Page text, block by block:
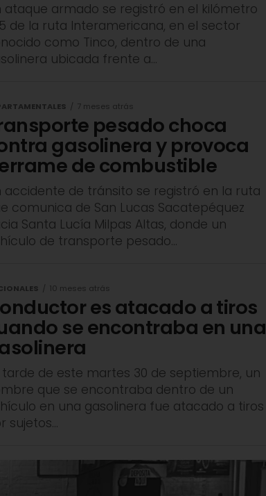
ataque armado se registró en el kilómetro
de la ruta Interamericana, en el sector
como Tinco, dentro de una
ubicada frente a...
7 meses atrás
pesado choca
gasolinera y provoca
de combustible
accidente de tránsito se registró en la ruta
comunica de San Lucas Sacatepéquez
Santa Lucía Milpas Altas, donde un
de transporte pesado...
10 meses atrás
es atacado a tiros
se encontraba en una
tarde de este martes 30 de septiembre, un
que se encontraba dentro de un
en una gasolinera fue atacado a tiros
sujetos...